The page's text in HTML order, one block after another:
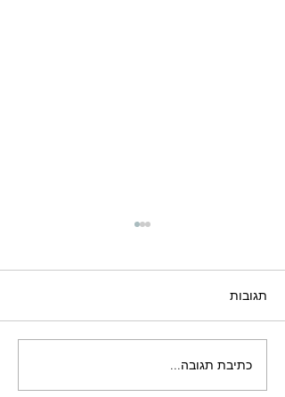
ערב עיון: נאמנויות,
16/06/2026
תגובות
כתיבת תגובה...